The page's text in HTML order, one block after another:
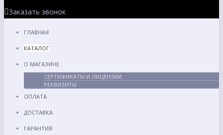
Заказать звонок
ГЛАВНАЯ
КАТАЛОГ
О МАГАЗИНЕ
СЕРТИФИКАТЫ И ЛИЦЕНЗИИ
РЕКВИЗИТЫ
ОПЛАТА
ДОСТАВКА
ГАРАНТИЯ